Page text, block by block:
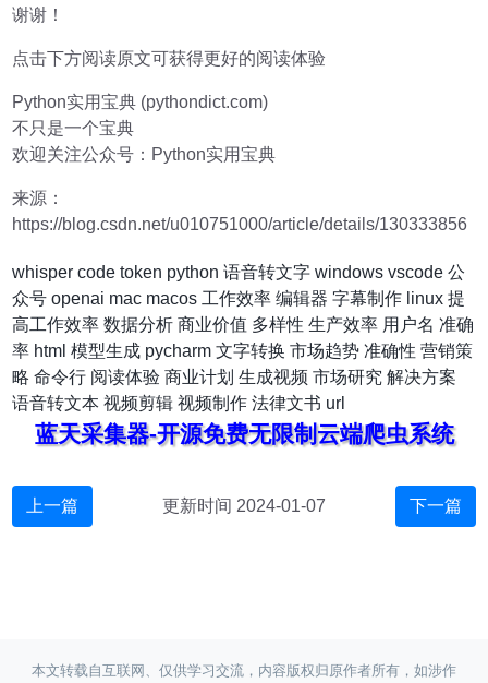
谢谢！
点击下方阅读原文可获得更好的阅读体验
Python实用宝典 (pythondict.com)
不只是一个宝典
欢迎关注公众号：Python实用宝典
来源：
https://blog.csdn.net/u010751000/article/details/130333856
whisper code token python 语音转文字 windows vscode 公
众号 openai mac macos 工作效率 编辑器 字幕制作 linux 提
高工作效率 数据分析 商业价值 多样性 生产效率 用户名 准确
率 html 模型生成 pycharm 文字转换 市场趋势 准确性 营销策
略 命令行 阅读体验 商业计划 生成视频 市场研究 解决方案
语音转文本 视频剪辑 视频制作 法律文书 url
蓝天采集器-开源免费无限制云端爬虫系统
上一篇 更新时间 2024-01-07 下一篇
本文转载自互联网、仅供学习交流，内容版权归原作者所有，如涉作